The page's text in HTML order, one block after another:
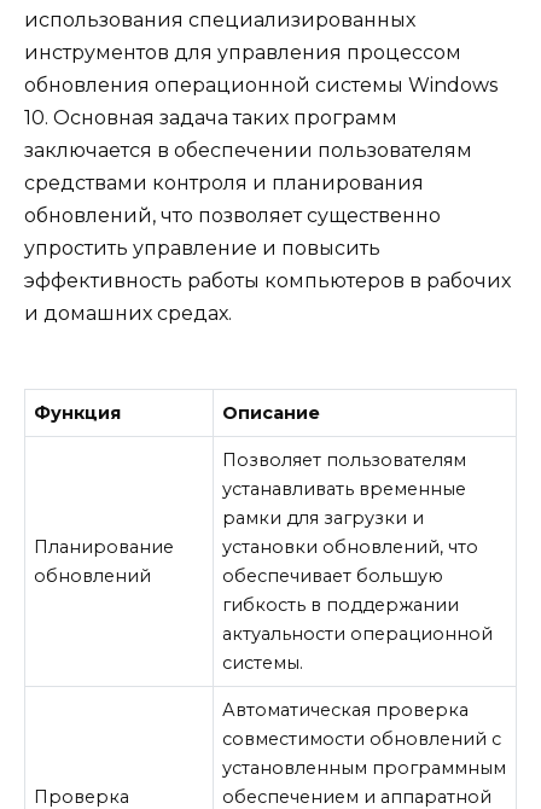
использования специализированных
инструментов для управления процессом
обновления операционной системы Windows
10. Основная задача таких программ
заключается в обеспечении пользователям
средствами контроля и планирования
обновлений, что позволяет существенно
упростить управление и повысить
эффективность работы компьютеров в рабочих
и домашних средах.
Функция Описание
Планирование
обновлений
Позволяет пользователям
устанавливать временные
рамки для загрузки и
установки обновлений, что
обеспечивает большую
гибкость в поддержании
актуальности операционной
системы.
Проверка
Автоматическая проверка
совместимости обновлений с
установленным программным
обеспечением и аппаратной